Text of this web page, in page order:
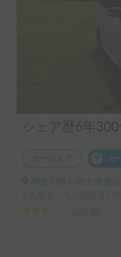
カーシェア カ
神奈川県川崎市中原
3.00